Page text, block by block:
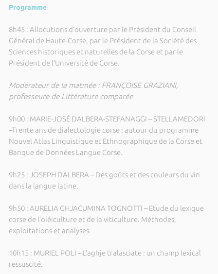
Programme
8h45 : Allocutions d’ouverture par le Président du Conseil
Général de Haute-Corse, par le Président de la Société des
Sciences historiques et naturelles de la Corse et par le
Président de l’Université de Corse.
Modérateur de la matinée : FRANÇOISE GRAZIANI,
professeure de Littérature comparée
9h00 : MARIE-JOSÉ DALBERA-STEFANAGGI – STELLAMEDORI
–Trente ans de dialectologie corse : autour du programme
Nouvel Atlas Linguistique et Ethnographique de la Corse et
Banque de Données Langue Corse.
9h25 : JOSEPH DALBERA – Des goûts et des couleurs du vin
dans la langue latine.
9h50 : AURELIA GHJACUMINA TOGNOTTI – Etude du lexique
corse de l’oléiculture et de la viticulture. Méthodes,
exploitations et analyses.
10h15 : MURIEL POLI – L’aghje tralasciate : un champ lexical
ressuscité.